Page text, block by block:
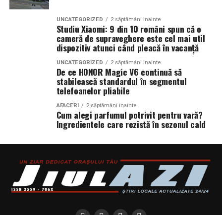
UNCATEGORIZED 2 săptămâni inainte
Studiu Xiaomi: 9 din 10 români spun că o
cameră de supraveghere este cel mai util
dispozitiv atunci când pleacă în vacanță
UNCATEGORIZED 2 săptămâni inainte
De ce HONOR Magic V6 continuă să
stabilească standardul în segmentul
telefoanelor pliabile
AFACERI 2 săptămâni inainte
Cum alegi parfumul potrivit pentru vară?
Ingredientele care rezistă în sezonul cald